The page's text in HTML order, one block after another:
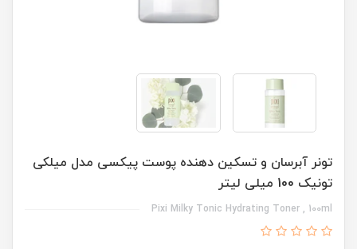
تونر آبرسان و تسکین دهنده پوست پیکسی مدل میلکی
تونیک 100 میلی لیتر
Pixi Milky Tonic Hydrating Toner , 100ml